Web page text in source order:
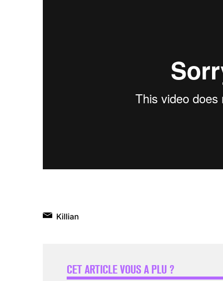
Killian
CET ARTICLE VOUS A PLU ?